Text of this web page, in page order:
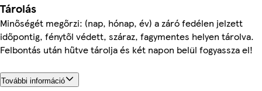
Tárolás
Minőségét megőrzi: (nap, hónap, év) a záró fedélen jelzett
időpontig, fénytől védett, száraz, fagymentes helyen tárolva.
Felbontás után hűtve tárolja és két napon belül fogyassza el!
További információ